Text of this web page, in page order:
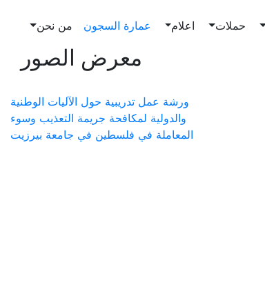
حملات اعلام عمارة السجون
من نحن
معرض الصور
ورشة عمل تدريبية حول الآليات الوطنية
والدولية لمكافحة جريمة التعذيب وسوء
المعاملة في فلسطين في جامعة بيرزيت